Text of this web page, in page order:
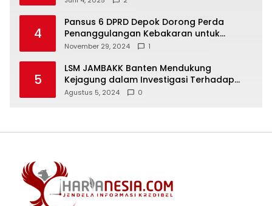
4
Pansus 6 DPRD Depok Dorong Perda
Penanggulangan Kebakaran untuk
Keselamatan Warga
November 29, 2024 1
5
LSM JAMBAKK Banten Mendukung
Kejagung dalam Investigasi Terhadap
Walikota Bandar Lampung
Agustus 5, 2024 0